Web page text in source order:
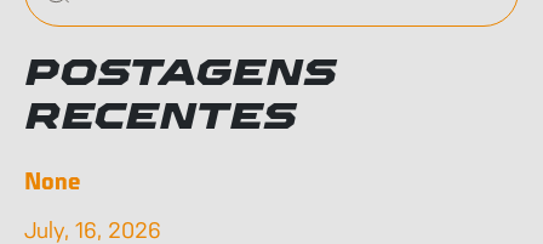
POSTAGENS
RECENTES
None
July, 16, 2026